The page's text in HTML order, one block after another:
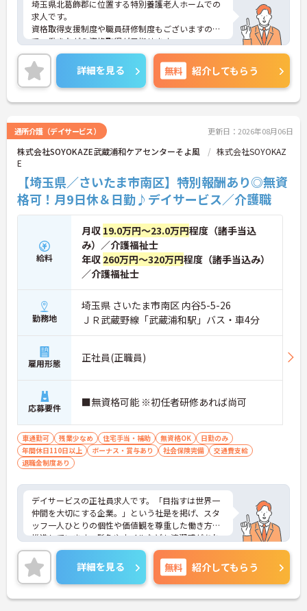
埼玉県北葛飾郡に位置する特別養護老人ホームでの
求人です。
資格取得支援制度や職員研修制度もございますの
で、働きながら資格取得が目指せます。
ご興味ある方はお気軽にお問い合わせください。
詳細を見る 無料 紹介してもらう
通所介護（デイサービス） 更新日：2026年08月06日
株式会社SOYOKAZE武蔵浦和ケアセンターそよ風
株式会社SOYOKAZ
E
【埼玉県／さいたま市南区】特別報酬あり◎無資
格可！月9日休＆日勤♪デイサービス／介護職
給料
月収 19.0万円～23.0万円程度（諸手当込
み）／介護福祉士
年収 260万円～320万円程度（諸手当込み）
／介護福祉士
勤務地
埼玉県 さいたま市南区 内谷5-5-26
ＪＲ武蔵野線「武蔵浦和駅」バス・車4分
雇用形態 正社員(正職員)
応募要件 ■無資格可能 ※初任者研修あれば尚可
車通勤可 残業少なめ 住宅手当・補助 無資格OK
日勤のみ
年間休日110日以上
ボーナス・賞与あり 社会保険完備
交通費支給
退職金制度あり
デイサービスの正社員求人です。「目指すは世界一
仲間を大切にする企業。」という社是を掲げ、スタ
ッフ一人ひとりの個性や価値観を尊重した働き方を
推進しています。髪色やネイルなども清潔感があれ
ば原則自由となっており、自分らしいスタイルで無
理なく働くことが可能です。日々の頑張りやチーム
ワークは賞与とは別に支給される特別報酬としてし
っかり還元されるため、高いモチベーションを維持
しながら業務に取り組めます。残業は少なく、月9日
詳細を見る 無料 紹介してもらう